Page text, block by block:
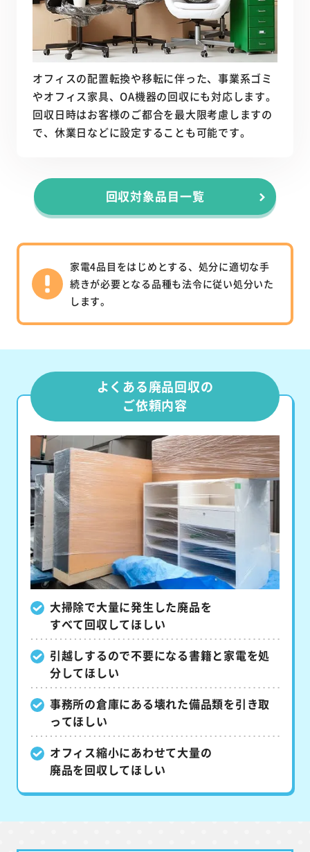
オフィスの配置転換や移転に伴った、事業系ゴミ
やオフィス家具、OA機器の回収にも対応します。
回収日時はお客様のご都合を最大限考慮しますの
で、休業日などに設定することも可能です。
回収対象品目一覧
家電4品目をはじめとする、処分に適切な手
続きが必要となる品種も法令に従い処分いた
します。
よくある廃品回収の
ご依頼内容
大掃除で大量に発生した廃品を
すべて回収してほしい
引越しするので不要になる書籍と家電を処
分してほしい
事務所の倉庫にある壊れた備品類を引き取
ってほしい
オフィス縮小にあわせて大量の
廃品を回収してほしい